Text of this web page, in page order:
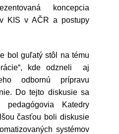
koncepcia
KIS v AČR a postupy
bol guľatý stôl na tému
kde odzneli aj
odbornú prípravu
Do tejto diskusie sa
Katedry
časťou boli diskusie
systémov